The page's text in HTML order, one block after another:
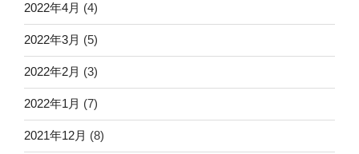
2022年4月 (4)
2022年3月 (5)
2022年2月 (3)
2022年1月 (7)
2021年12月 (8)